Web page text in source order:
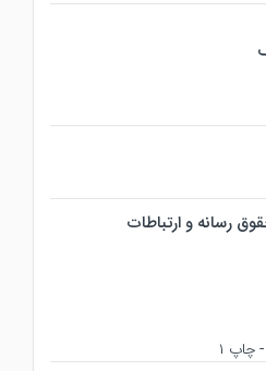
رسانه و ارتباطات